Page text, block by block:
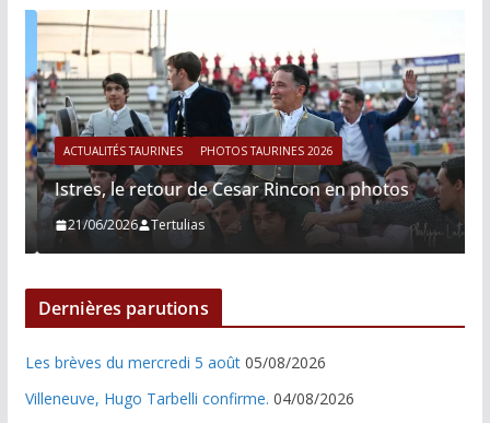
ACTUALITÉS TAURINES PHOTOS TAURINES 2026
Istres, le retour de Cesar Rincon en photos
21/06/2026 Tertulias
Dernières parutions
Les brèves du mercredi 5 août 05/08/2026
Villeneuve, Hugo Tarbelli confirme. 04/08/2026